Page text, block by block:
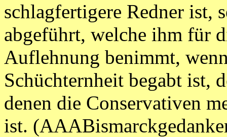
schlagfertigere Redner ist,
abgeführt, welche ihm für
Auflehnung benimmt,
Schüchternheit begabt ist,
denen die Conservativen
ist.